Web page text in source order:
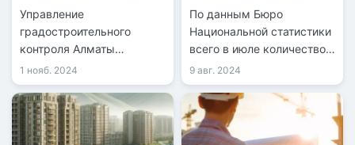
Управление
градостроительного
контроля Алматы
продолжает снос
незаконных построек,
возведённых с
нарушениями. Очередная
проверка выявила
1 нояб. 2024
недвижимости
увеличилось на 21,7%
По данным Бюро
Национальной статистики
всего в июле количество
зарегистрированных
сделок купли-продажи
жилья составило 40 099,
из них 9 126 по
индивидуальным домам и
9 авг. 2024